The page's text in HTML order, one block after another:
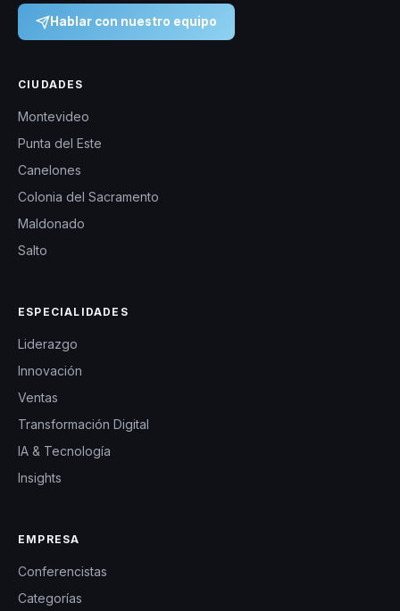
Hablar con nuestro equipo
CIUDADES
Montevideo
Punta del Este
Canelones
Colonia del Sacramento
Maldonado
Salto
ESPECIALIDADES
Liderazgo
Innovación
Ventas
Transformación Digital
IA & Tecnología
Insights
EMPRESA
Conferencistas
Categorías